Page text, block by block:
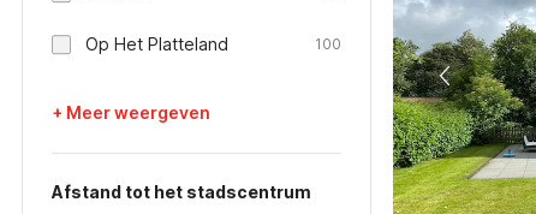
Op Het Platteland 100
+ Meer weergeven
Afstand tot het stadscentrum